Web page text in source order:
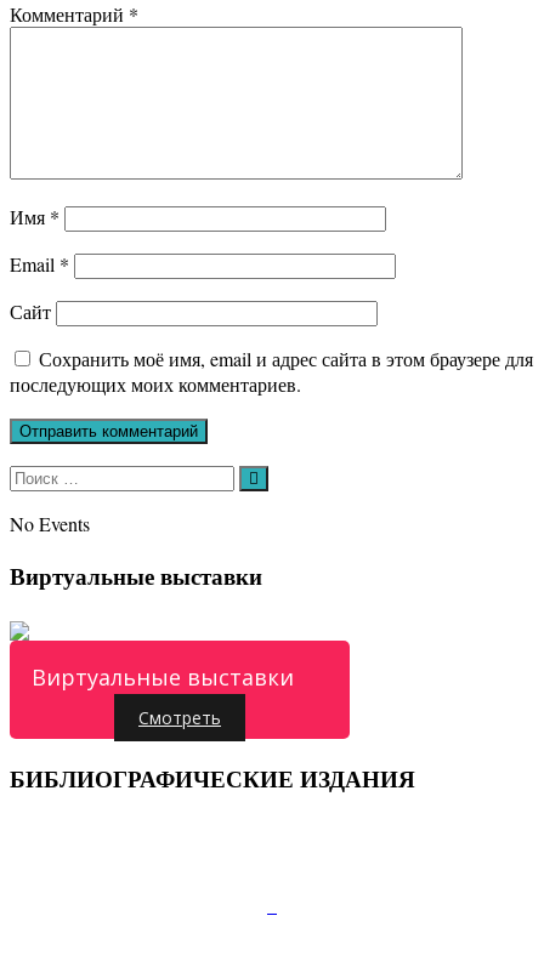
Комментарий *
Имя *
Email *
Сайт
Сохранить моё имя, email и адрес сайта в этом браузере для
последующих моих комментариев.
Искать: Поиск
No Events
Виртуальные выставки
Виртуальные выставки
Смотреть
БИБЛИОГРАФИЧЕСКИЕ ИЗДАНИЯ